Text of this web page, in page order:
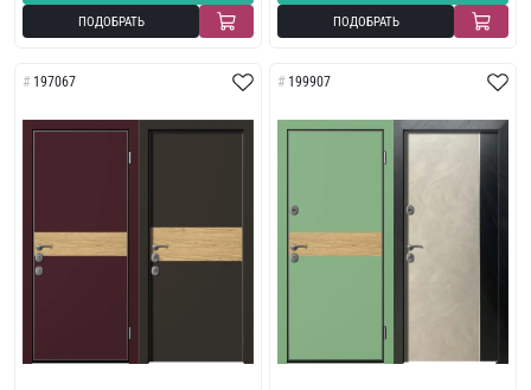
ПОДОБРАТЬ ПОДОБРАТЬ
197067 199907